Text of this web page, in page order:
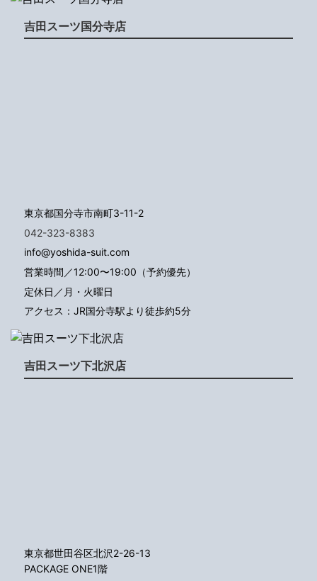
吉田スーツ国分寺店
東京都国分寺市南町3-11-2
042-323-8383
info@yoshida-suit.com
営業時間／12:00〜19:00（予約優先）
定休日／月・火曜日
アクセス：JR国分寺駅より徒歩約5分
吉田スーツ下北沢店
東京都世田谷区北沢2-26-13
PACKAGE ONE1階